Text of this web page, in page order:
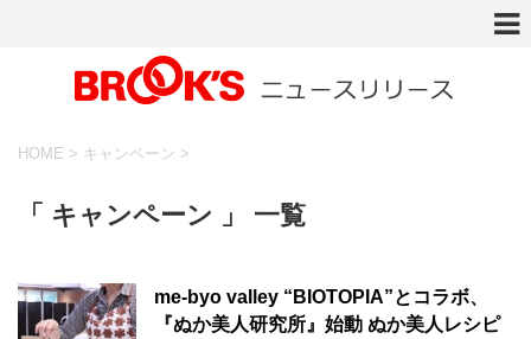
HOME > キャンペーン >
「 キャンペーン 」 一覧
me-byo valley “BIOTOPIA”とコラボ、
『ぬか美人研究所』始動 ぬか美人レシピ